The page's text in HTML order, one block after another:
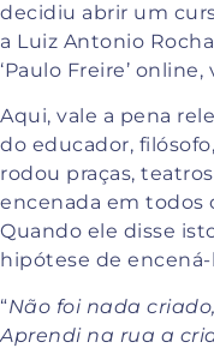
decidiu abrir um
a Luiz Antonio
‘Paulo Freire’ online,
Aqui, vale a pena
do educador,
rodou praças,
encenada em todos
Quando ele disse
hipótese de
“Não foi nada
Aprendi na rua a